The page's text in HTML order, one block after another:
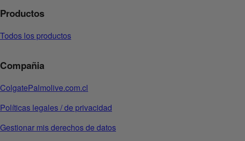
Productos
Todos los productos
Compañia
ColgatePalmolive.com.cl
Políticas legales / de privacidad
Gestionar mis derechos de datos